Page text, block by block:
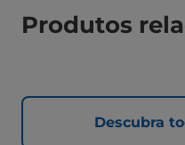
Produtos
Descubra